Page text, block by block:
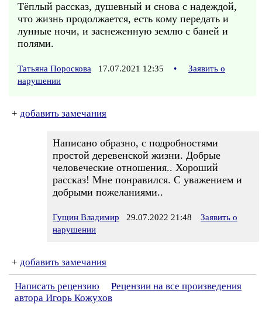
Тёплый рассказ, душевный и снова с надеждой,
что жизнь продолжается, есть кому передать и
лунные ночи, и заснеженную землю с баней и
полями.
Татьяна Пороскова 17.07.2021 12:35 •
Заявить о
нарушении
+ добавить замечания
Написано образно, с подробностями
простой деревенской жизни. Добрые
человеческие отношения.. Хороший
рассказ! Мне понравился. С уважением и
добрыми пожеланиями..
Гущин Владимир 29.07.2022 21:48
Заявить о
нарушении
+ добавить замечания
Написать рецензию
Рецензии на все произведения
автора Игорь Кожухов